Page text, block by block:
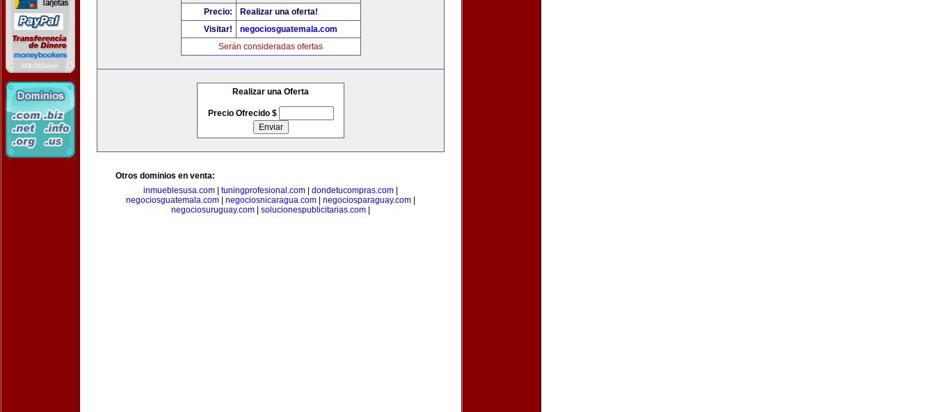
Precio:
Realizar una oferta!
Visitar!
negociosguatemala.com
Serán consideradas ofertas
Realizar una Oferta
Precio Ofrecido $
Otros dominios en venta:
inmueblesusa.com
tuningprofesional.com dondetucompras.com
negociosguatemala.com
negociosnicaragua.com negociosparaguay.com
negociosuruguay.com
solucionespublicitarias.com